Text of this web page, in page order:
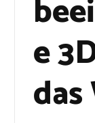
e